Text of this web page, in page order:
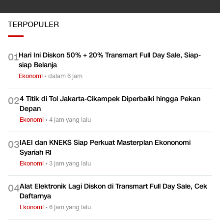
TERPOPULER
01Hari Ini Diskon 50% + 20% Transmart Full Day Sale, Siap-
siap Belanja
Ekonomi •dalam 6 jam
024 Titik di Tol Jakarta-Cikampek Diperbaiki hingga Pekan
Depan
Ekonomi •4 jam yang lalu
03IAEI dan KNEKS Siap Perkuat Masterplan Ekononomi
Syariah RI
Ekonomi •3 jam yang lalu
04Alat Elektronik Lagi Diskon di Transmart Full Day Sale, Cek
Daftarnya
Ekonomi •6 jam yang lalu